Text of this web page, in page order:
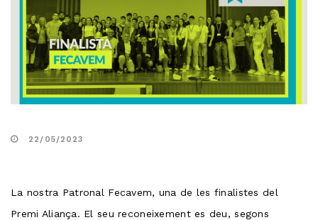
22/05/2023
La nostra Patronal Fecavem, una de les finalistes del
Premi Aliança. El seu reconeixement es deu, segons